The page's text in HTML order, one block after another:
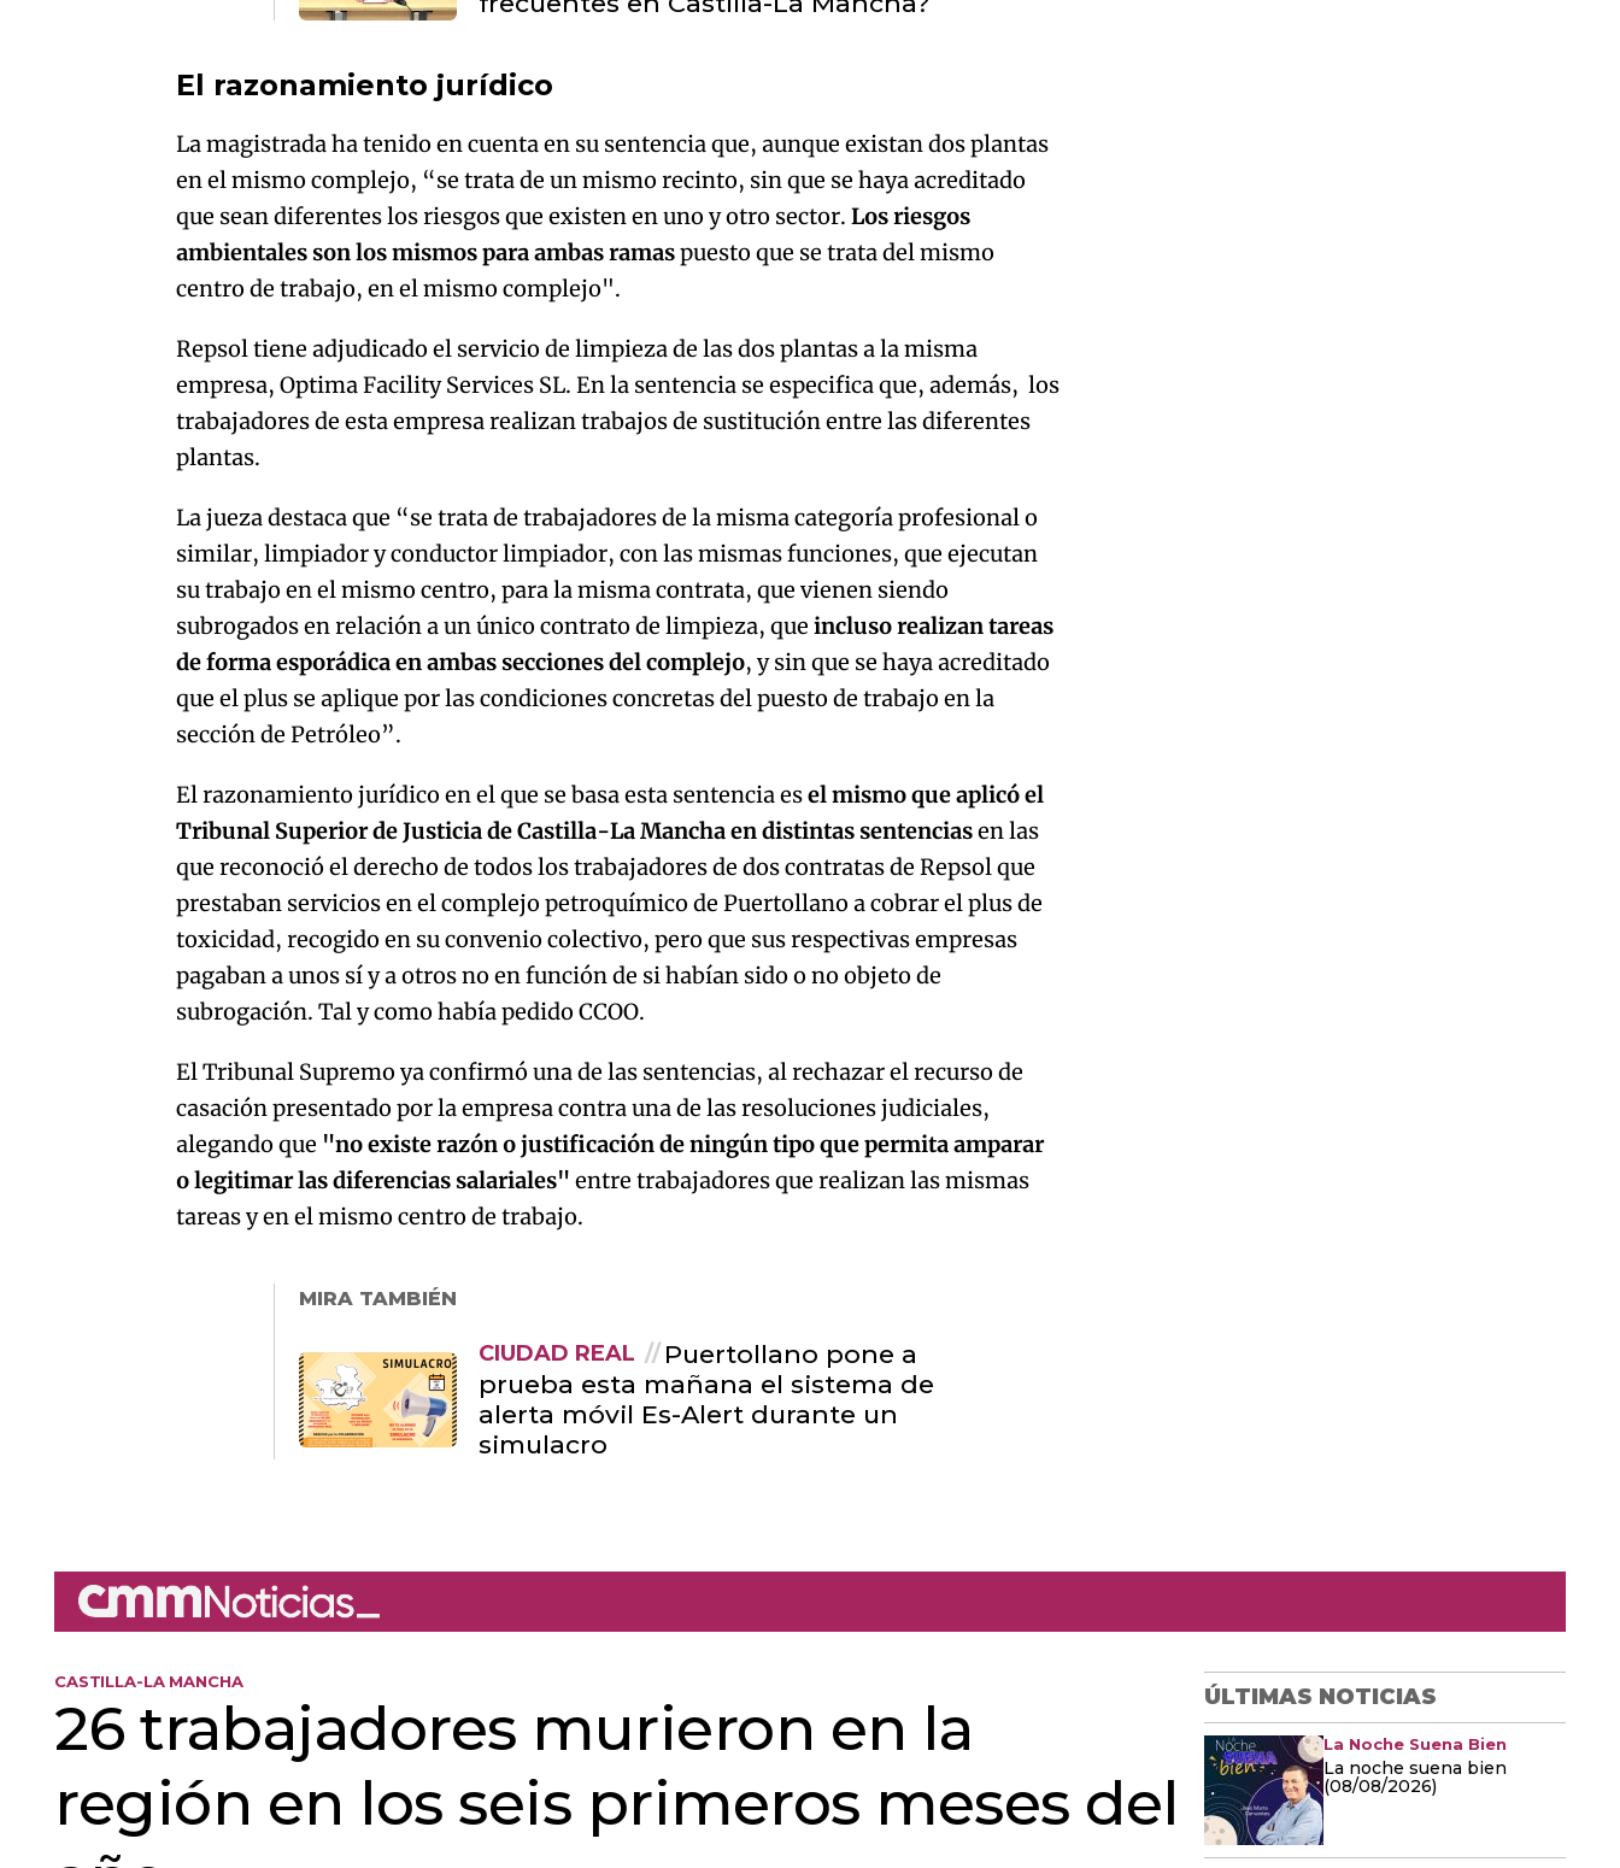
El razonamiento jurídico
La magistrada ha tenido en cuenta en su sentencia que, aunque existan dos plantas
en el mismo complejo, “se trata de un mismo recinto, sin que se haya acreditado
que sean diferentes los riesgos que existen en uno y otro sector. Los riesgos
ambientales son los mismos para ambas ramaspuesto que se trata del mismo
centro de trabajo, en el mismo complejo".
Repsol tiene adjudicado el servicio de limpieza de las dos plantas a la misma
empresa, Optima Facility Services SL. En la sentencia se especifica que, además, los
trabajadores de esta empresa realizan trabajos de sustitución entre las diferentes
plantas.
La jueza destaca que “se trata de trabajadores de la misma categoría profesional o
similar, limpiador y conductor limpiador, con las mismas funciones, que ejecutan
su trabajo en el mismo centro, para la misma contrata, que vienen siendo
subrogados en relación a un único contrato de limpieza, queincluso realizan tareas
de forma esporádica en ambas secciones del complejo, y sin que se haya acreditado
que el plus se aplique por las condiciones concretas del puesto de trabajo en la
sección de Petróleo”.
El razonamiento jurídico en el que se basa esta sentencia esel mismo que aplicó el
Tribunal Superior de Justicia de Castilla-La Mancha en distintas sentenciasen las
que reconoció el derecho de todos los trabajadores de dos contratas de Repsol que
prestaban servicios en el complejo petroquímico de Puertollano a cobrar el plus de
toxicidad, recogido en su convenio colectivo, pero que sus respectivas empresas
pagaban a unos sí y a otros no en función de si habían sido o no objeto de
subrogación. Tal y como había pedido CCOO.
El Tribunal Supremo ya confirmó una de las sentencias, al rechazar el recurso de
casación presentado por la empresa contra una de las resoluciones judiciales,
alegando que "no existe razón o justificación de ningún tipo que permita amparar
o legitimar las diferencias salariales" entre trabajadores que realizan las mismas
tareas y en el mismo centro de trabajo.
MIRA TAMBIÉN
CIUDAD REAL
Puertollano pone a
prueba esta mañana el sistema de
alerta móvil Es-Alert durante un
simulacro
CASTILLA-LA MANCHA
26 trabajadores murieron en la
región en los seis primeros meses del
ÚLTIMAS NOTICIAS
La Noche Suena Bien
La noche suena bien
(08/08/2026)